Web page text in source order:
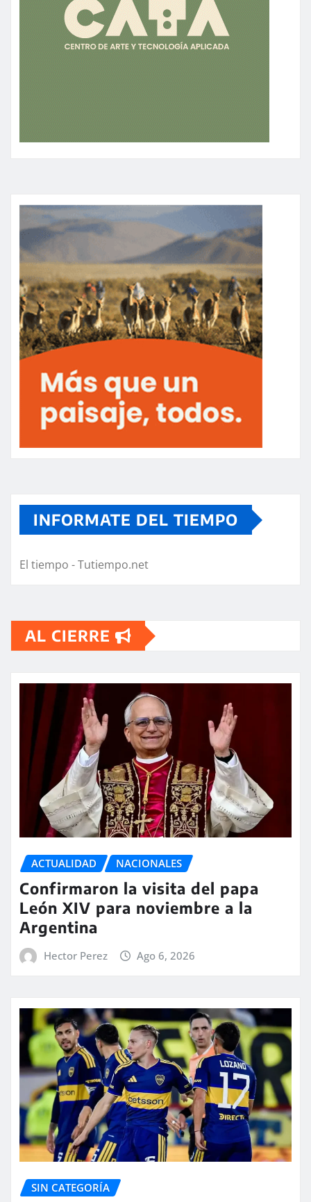
INFORMATE DEL TIEMPO
El tiempo - Tutiempo.net
AL CIERRE
ACTUALIDAD NACIONALES
Confirmaron la visita del papa
León XIV para noviembre a la
Argentina
Hector Perez Ago 6, 2026
SIN CATEGORÍA